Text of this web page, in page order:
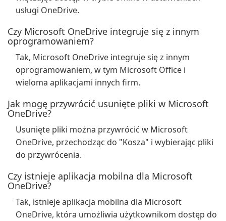
usługi OneDrive.
Czy Microsoft OneDrive integruje się z innym
oprogramowaniem?
Tak, Microsoft OneDrive integruje się z innym
oprogramowaniem, w tym Microsoft Office i
wieloma aplikacjami innych firm.
Jak mogę przywrócić usunięte pliki w Microsoft
OneDrive?
Usunięte pliki można przywrócić w Microsoft
OneDrive, przechodząc do "Kosza" i wybierając pliki
do przywrócenia.
Czy istnieje aplikacja mobilna dla Microsoft
OneDrive?
Tak, istnieje aplikacja mobilna dla Microsoft
OneDrive, która umożliwia użytkownikom dostęp do